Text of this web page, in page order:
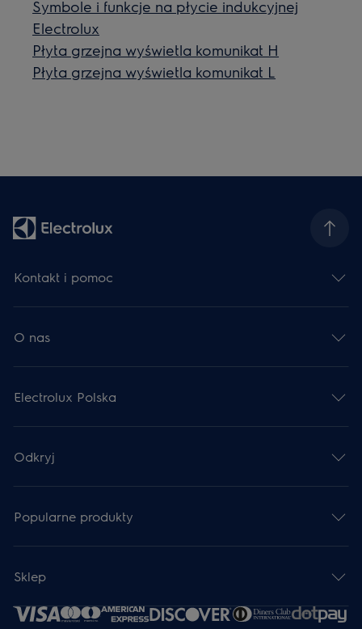
Symbole i funkcje na płycie indukcyjnej
Electrolux
Płyta grzejna wyświetla komunikat H
Płyta grzejna wyświetla komunikat L
Kontakt i pomoc
O nas
Electrolux Polska
Odkryj
Popularne produkty
Sklep